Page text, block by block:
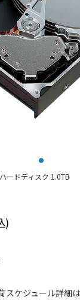
ードディスク 1.0TB
スケジュール詳細は